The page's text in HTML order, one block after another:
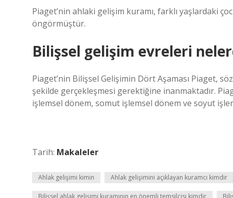
Piaget’nin ahlaki gelişim kuramı, farklı yaşlardaki
öngörmüştür.
Bilişsel gelişim evreleri
Piaget’nin Bilişsel Gelişimin Dört Aşaması Piaget,
şekilde gerçekleşmesi gerektiğine inanmaktadır.
işlemsel dönem, somut işlemsel dönem ve soyut
Tarih: Makaleler
Ahlak gelişimi kimin Ahlak gelişimini açıklayan kuramcı kimdir
Bilişsel ahlak gelişimi kuramının en önemli temsilcisi kimdir